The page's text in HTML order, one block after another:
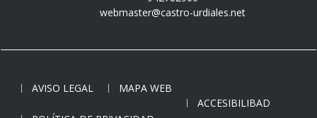
webmaster@castro-urdiales.net
AVISO LEGAL
MAPA WEB
ACCESIBILIBAD